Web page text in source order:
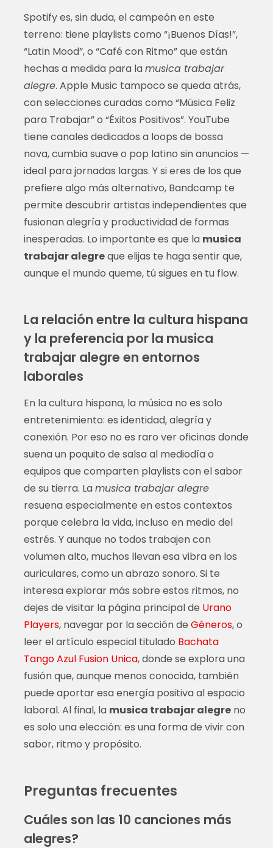
Spotify es, sin duda, el campeón en este
terreno: tiene playlists como “¡Buenos Días!”,
“Latin Mood”, o “Café con Ritmo” que están
hechas a medida para lamusica trabajar
alegre. Apple Music tampoco se queda atrás,
con selecciones curadas como “Música Feliz
para Trabajar” o “Éxitos Positivos”. YouTube
tiene canales dedicados a loops de bossa
nova, cumbia suave o pop latino sin anuncios —
ideal para jornadas largas. Y si eres de los que
prefiere algo más alternativo, Bandcamp te
permite descubrir artistas independientes que
fusionan alegría y productividad de formas
inesperadas. Lo importante es que la musica
trabajar alegreque elijas te haga sentir que,
aunque el mundo queme, tú sigues en tu flow.
La relación entre la cultura hispana
y la preferencia por la musica
trabajar alegre en entornos
laborales
En la cultura hispana, la música no es solo
entretenimiento: es identidad, alegría y
conexión. Por eso no es raro ver oficinas donde
suena un poquito de salsa al mediodía o
equipos que comparten playlists con el sabor
de su tierra. Lamusica trabajar alegre
resuena especialmente en estos contextos
porque celebra la vida, incluso en medio del
estrés. Y aunque no todos trabajen con
volumen alto, muchos llevan esa vibra en los
auriculares, como un abrazo sonoro. Si te
interesa explorar más sobre estos ritmos, no
dejes de visitar la página principal de Urano
Players, navegar por la sección de Géneros, o
leer el artículo especial titulado Bachata
Tango Azul Fusion Unica, donde se explora una
fusión que, aunque menos conocida, también
puede aportar esa energía positiva al espacio
laboral. Al final, la musica trabajar alegreno
es solo una elección: es una forma de vivir con
sabor, ritmo y propósito.
Preguntas frecuentes
Cuáles son las 10 canciones más
alegres?